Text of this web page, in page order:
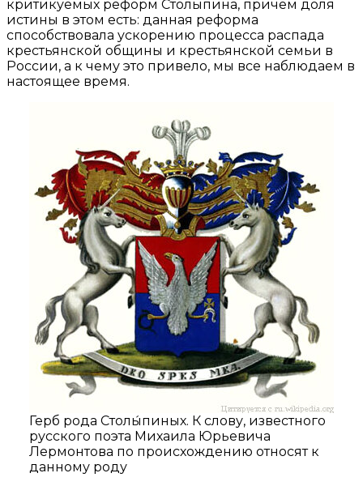
критикуемых реформ Столыпина, причем доля
истины в этом есть: данная реформа
способствовала ускорению процесса распада
крестьянской общины и крестьянской семьи в
России, а к чему это привело, мы все наблюдаем в
настоящее время.
Герб рода Столы́пиных. К слову, известного
русского поэта Михаила Юрьевича
Лермонтова по происхождению относят к
данному роду